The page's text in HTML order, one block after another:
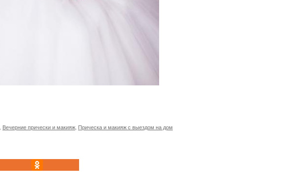
Вечерние прически и макияж Прическа и макияж с выездом на дом